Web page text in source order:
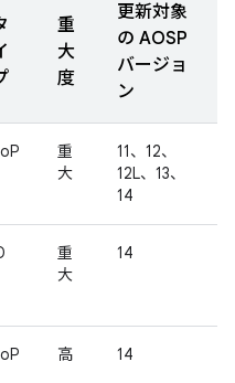
重
大
度
更新対象
の AOSP
バージョ
ン
重
大
11、12、
12L、13、
14
重
大
14
高 14